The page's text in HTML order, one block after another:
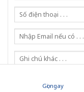
Gọi ngay